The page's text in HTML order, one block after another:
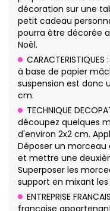
décoration sur une
petit cadeau
pourra être décorée
Noël.
à base de papier
suspension est donc
cm.
TECHNIQUE
découpez quelques
d'environ 2x2 cm.
Déposer un morceau
et mettre une
Superposer les
support en mixant
ENTREPRISE